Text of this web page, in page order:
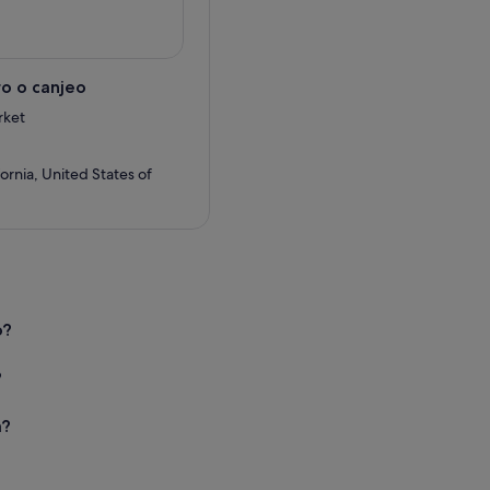
o canjeo
United States of